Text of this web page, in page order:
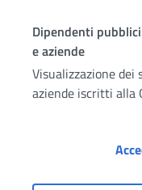
Dipendenti
e aziende
Visualizzazione
aziende iscritti alla